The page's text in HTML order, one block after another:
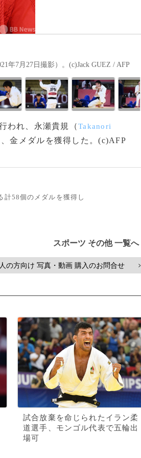
年7月27日撮影）。(c)Jack GUEZ / AFP
われ、永瀬貴規（Takanori
金メダルを獲得した。(c)AFP
計58個のメダルを獲得し
スポーツ その他 一覧へ
の方向け 写真・動画 購入のお問合せ >
試合放棄を命じられたイラン柔
道選手、モンゴル代表で五輪出
場可